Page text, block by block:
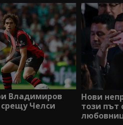
Владимиров
Челси
Нови
този път